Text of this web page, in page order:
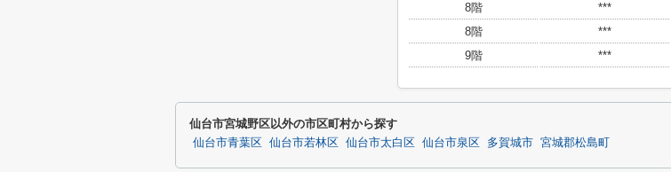
8階
***
8階
***
9階
***
仙台市宮城野区以外の市区町村から探す
仙台市青葉区 仙台市若林区 仙台市太白区 仙台市泉区 多賀城市 宮城郡松島町